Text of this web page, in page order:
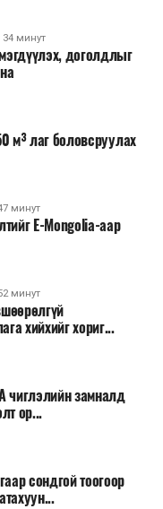
34 минут
доголдлыг
м³ лаг боловсруулах
минут
E-Mongolia-аар
минут
хийхийг хориг...
чиглэлийн замналд
ор...
сондгой тоогоор